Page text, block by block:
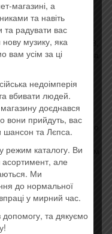
и украинских
«живой» альбом ВВ,
Скрипка – Пипа
компакт-кассете,
«забыт» Олегом
квартиру (с
пока недавно
не обнаружилась
менеджером
тяжёлой утраты.
магазині, а
та навіть
радувати вас
музику, яка
вам усім за ці
недоімперія
вбивати людей.
доєднався
вони прийдуть, вас
шансон та Лєпса.
режим каталогу. Ви
але
Ми
до нормальної
у мирний час.
та дякуємо